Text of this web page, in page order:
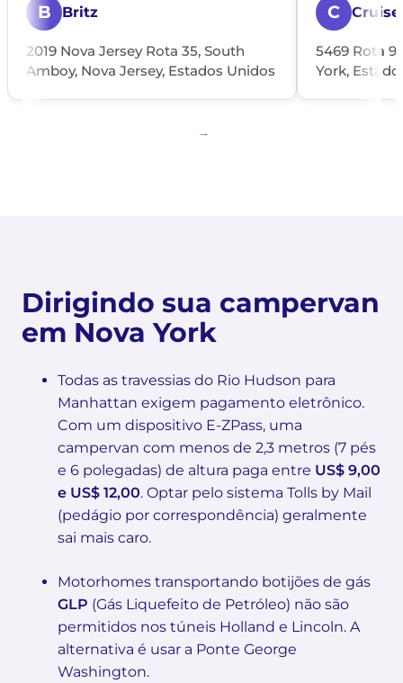
B Britz
2019 Nova Jersey Rota 35, South
Amboy, Nova Jersey, Estados Unidos
C
5469 Rota
York,
Dirigindo sua campervan
em Nova York
Todas as travessias do Rio Hudson para
Manhattan exigem pagamento eletrônico.
Com um dispositivo E-ZPass, uma
campervan com menos de 2,3 metros (7 pés
e 6 polegadas) de altura paga entre US$ 9,00
e US$ 12,00. Optar pelo sistema Tolls by Mail
(pedágio por correspondência) geralmente
sai mais caro.
Motorhomes transportando botijões de gás
GLP (Gás Liquefeito de Petróleo) não são
permitidos nos túneis Holland e Lincoln. A
alternativa é usar a Ponte George
Washington.